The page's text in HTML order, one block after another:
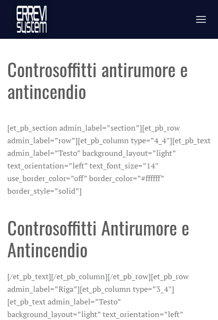
Controsoffitti antirumore e
antincendio
[et_pb_section admin_label=”section”][et_pb_row
admin_label=”row”][et_pb_column type=”4_4″][et_pb_text
admin_label=”Testo” background_layout=”light”
text_orientation=”left” text_font_size=”14″
use_border_color=”off” border_color=”#ffffff”
border_style=”solid”]
Controsoffitti Antirumore e
Antincendio
[/et_pb_text][/et_pb_column][/et_pb_row][et_pb_row
admin_label=”Riga”][et_pb_column type=”3_4″]
[et_pb_text admin_label=”Testo”
background_layout=”light” text_orientation=”left”